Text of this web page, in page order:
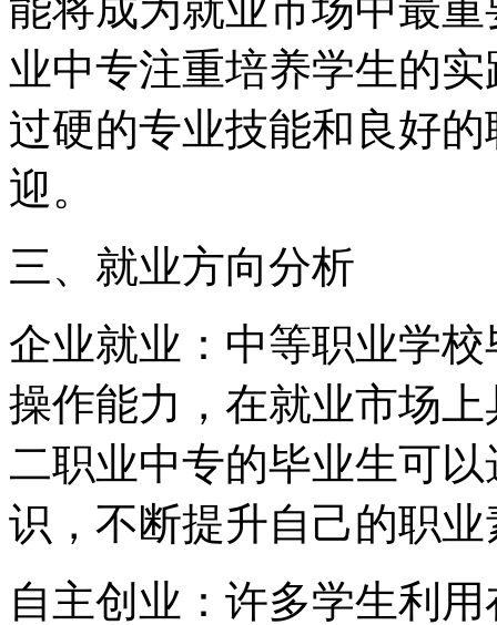
业中专注重培养学生的
过硬的专业技能和良好
迎。
三、就业方向分析
企业就业：中等职业学
操作能力，在就业市场
二职业中专的毕业生可
识，不断提升自己的职
自主创业：许多学生利